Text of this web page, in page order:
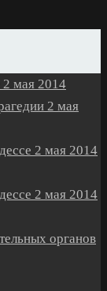
2 мая 2014
2 мая
2 мая 2014
2 мая 2014
органов